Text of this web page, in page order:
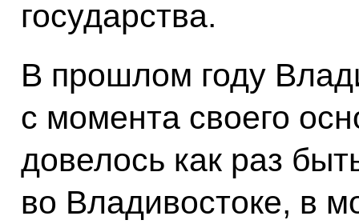
государства.
В прошлом году
с момента своего
довелось как раз
во Владивостоке, в